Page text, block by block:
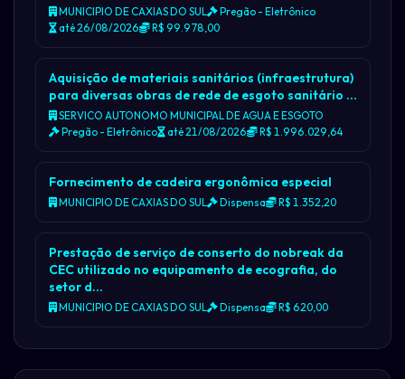
MUNICIPIO DE CAXIAS DO SUL
Pregão - Eletrônico
até 26/08/2026
R$ 99.978,00
Aquisição de materiais sanitários (infraestrutura)
para diversas obras de rede de esgoto sanitário …
SERVICO AUTONOMO MUNICIPAL DE AGUA E ESGOTO
Pregão - Eletrônico até 21/08/2026 R$ 1.996.029,64
Fornecimento de cadeira ergonômica especial
MUNICIPIO DE CAXIAS DO SUL Dispensa R$ 1.352,20
Prestação de serviço de conserto do nobreak da
CEC utilizado no equipamento de ecografia, do
setor d…
MUNICIPIO DE CAXIAS DO SUL Dispensa R$ 620,00